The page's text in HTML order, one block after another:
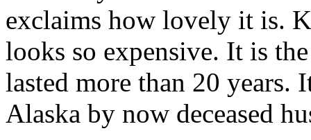
exclaims how lovely it is.
looks so expensive. It is
lasted more than 20 years.
Alaska by now deceased